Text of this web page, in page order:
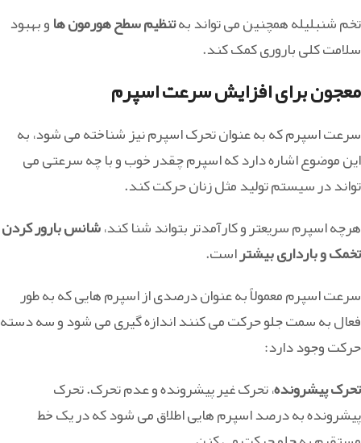
تخم شنبلیله همچنین می تواند بهتنظیم سطح هورمون هاو بهبود
سلامت کلی باروری کمک کند.
معجون برای افزایش سرعت اسپرم
سرعت اسپرم که به عنوان تحرک اسپرم نیز شناخته می شود، به
این موضوع اشاره دارد که اسپرم چقدر خوب و با چه سرعتی می
تواند در سیستم تولید مثل زنان حرکت کند.
هرچه اسپرم سریعتر و کارآمدتر بتواند شنا کند،شانس بارور کردن
تخمک و بارداری بیشتراست.
سرعت اسپرم معمولاً به عنوان درصدی از اسپرم هایی که به طور
فعال به سمت جلو حرکت می کنند اندازه گیری می شود و سه دسته
حرکت وجود دارد:
تحرک پیشرونده، تحرک غیر پیشرونده و عدم تحرک. تحرک
پیشرونده به درصد اسپرم هایی اطلاق می شود که در یک خط